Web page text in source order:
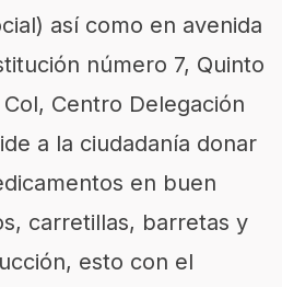
así como en avenida
número 7, Quinto
Centro Delegación
a la ciudadanía donar
en buen
carretillas, barretas y
esto con el